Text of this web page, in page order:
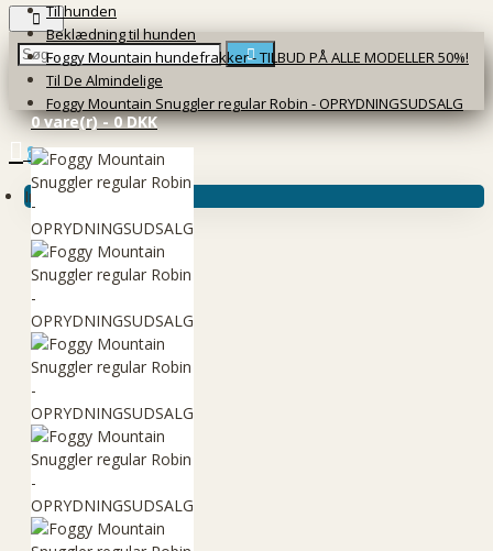
0 vare(r) - 0 DKK
0
Ingen produkter
Til hunden
Beklædning til hunden
Foggy Mountain hundefrakker - TILBUD PÅ ALLE MODELLER 50%!
Til De Almindelige
Foggy Mountain Snuggler regular Robin - OPRYDNINGSUDSALG